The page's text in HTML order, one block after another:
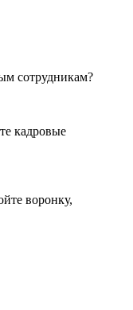
сотрудникам?
кадровые
воронку,